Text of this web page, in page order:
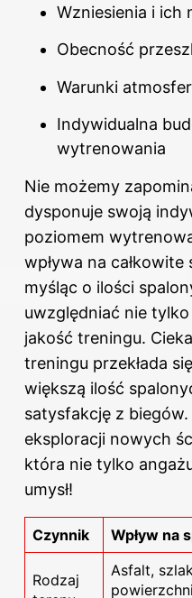
Wzniesienia i ich
Obecność
Warunki
Indywidualna
wytrenowania
Nie możemy
dysponuje swoją
poziomem
wpływa na
myśląc o ilości
uwzględniać nie
jakość treningu.
treningu przekłada
większą ilość
satysfakcję z
eksploracji nowych
która nie tylko
umysł!
Czynnik Wpływ na
Rodzaj
Asfalt,